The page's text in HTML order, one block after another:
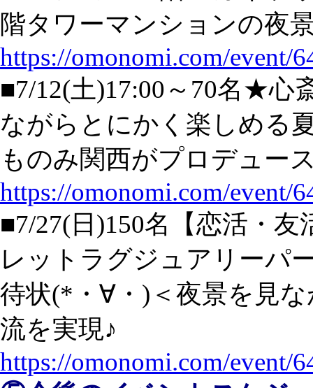
階タワーマンションの夜
https://omonomi.com/event/
■7/12(土)17:00～70名★
ながらとにかく楽しめる
ものみ関西がプロデュー
https://omonomi.com/event/
■7/27(日)150名【恋活・
レットラグジュアリーパ
待状(*・∀・)＜夜景を見
流を実現♪
https://omonomi.com/event/